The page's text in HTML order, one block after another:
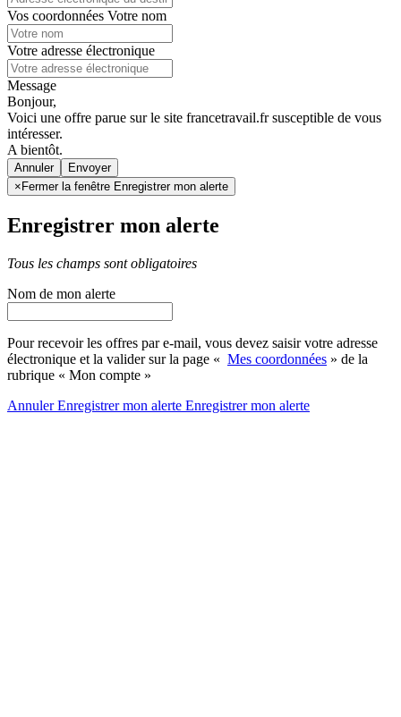
Vos coordonnées Votre nom
Votre adresse électronique
Message
Bonjour,
Voici une offre parue sur le site francetravail.fr susceptible de vous
intéresser.
A bientôt.
Annuler
× Fermer la fenêtre Enregistrer mon alerte
Enregistrer mon alerte
Tous les champs sont obligatoires
Nom de mon alerte
Pour recevoir les offres par e-mail, vous devez saisir votre adresse
électronique et la valider sur la page « Mes coordonnées » de la
rubrique « Mon compte »
AnnulerEnregistrer mon alerte Enregistrermon alerte